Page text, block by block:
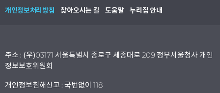
개인정보처리방침 찾아오시는 길 도움말 누리집 안내
주소 : (우)03171 서울특별시 종로구 세종대로 209 정부서울청사 개인
정보보호위원회
개인정보침해신고 : 국번없이 118